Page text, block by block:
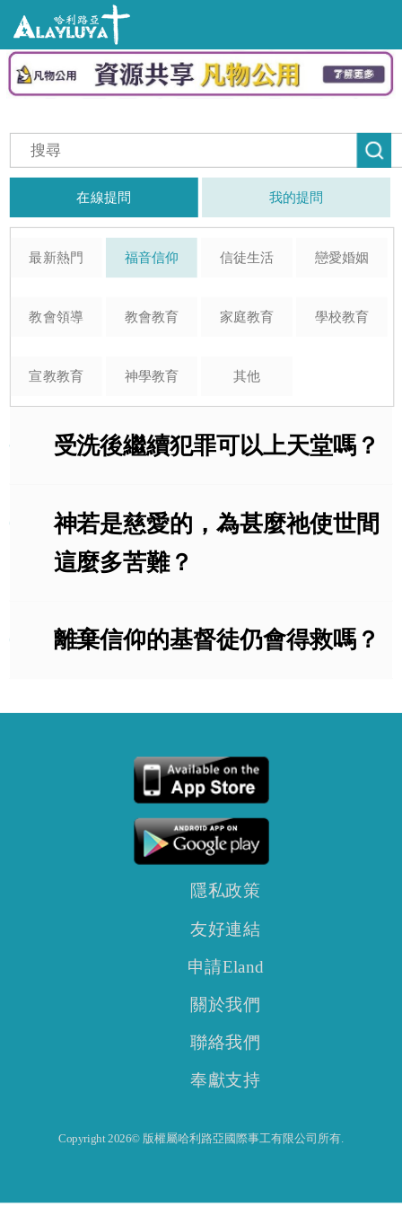
在線提問 我的提問
最新熱門 福音信仰 信徒生活 戀愛婚姻
教會領導 教會教育 家庭教育 學校教育
宣教教育 神學教育 其他
受洗後繼續犯罪可以上天堂嗎？
神若是慈愛的，為甚麼祂使世間
這麼多苦難？
離棄信仰的基督徒仍會得救嗎？
隱私政策
友好連結
申請Eland
關於我們
聯絡我們
奉獻支持
Copyright 2026© 版權屬哈利路亞國際事工有限公司所有.